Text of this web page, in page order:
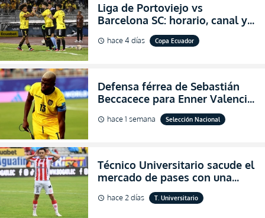
Liga de Portoviejo vs
Barcelona SC: horario, canal y
dónde ver EN VIVO los octavos
de final de la Copa Ecuador
schedule hace 4 días Copa Ecuador
Defensa férrea de Sebastián
Beccacece para Enner Valencia
al indicar que era el hombre
indicado para Ecuador
schedule hace 1 semana Selección Nacional
Técnico Universitario sacude el
mercado de pases con una
verdadera revolución para
asegurar la permanencia
schedule hace 2 días T. Universitario